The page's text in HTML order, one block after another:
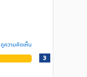
ดูความคิดเห็น
3